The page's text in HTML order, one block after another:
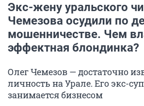
Экс-жену уральского
Чемезова осудили по
мошенничестве. Чем
эффектная блондинка?
Олег Чемезов — достаточно
личность на Урале. Его экс-
занимается бизнесом